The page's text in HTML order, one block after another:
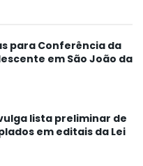
para Conferência da
em São João da
lista preliminar de
em editais da Lei